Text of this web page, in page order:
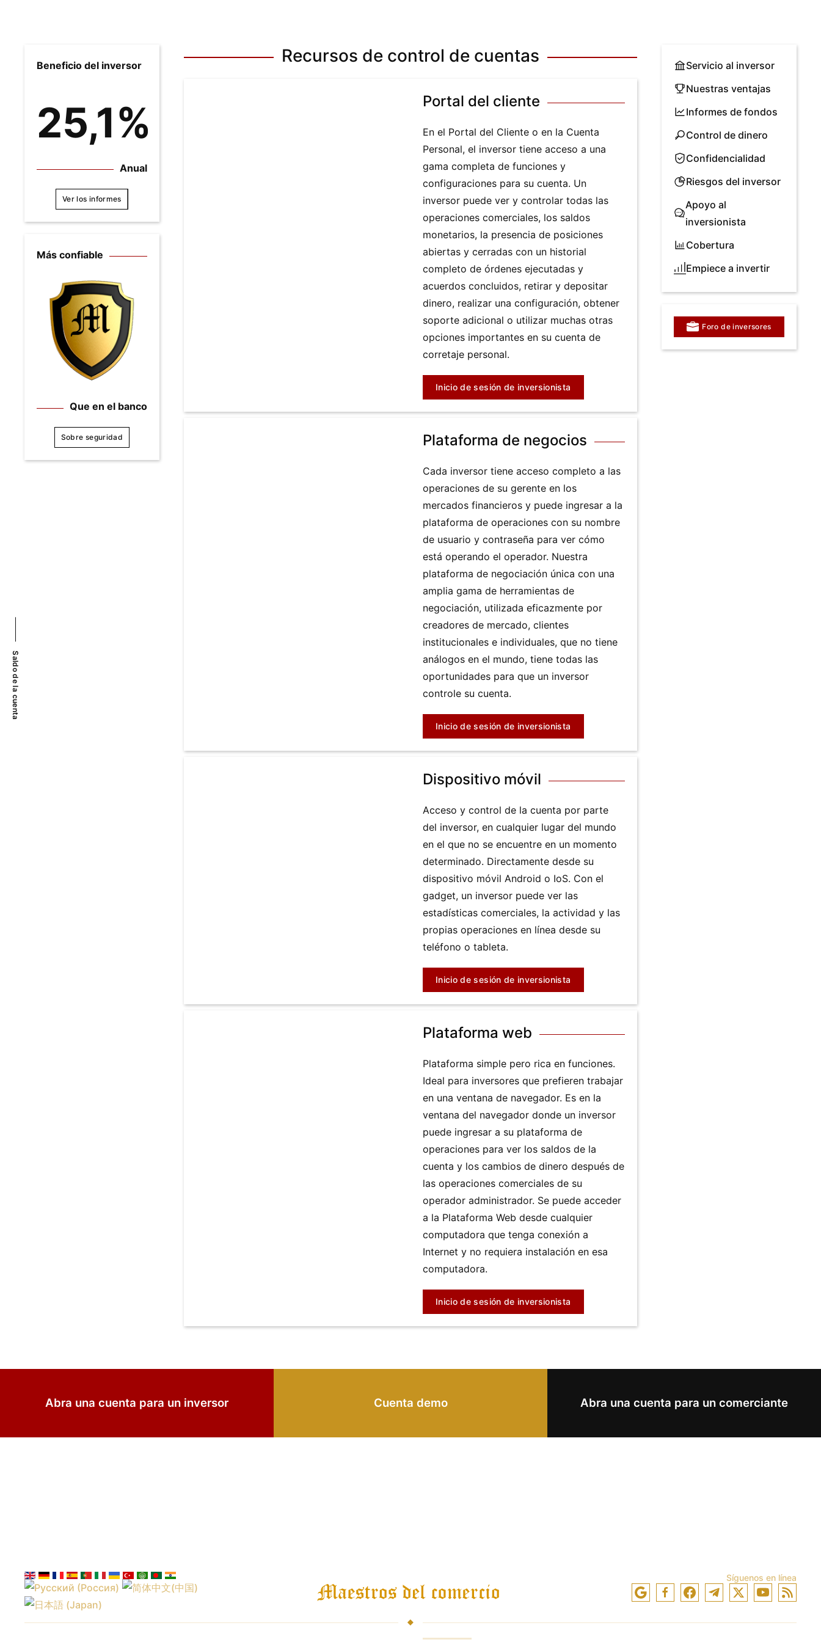
Beneficio del inversor
25,1%
Anual
Ver los informes
Más confiable
Que en el banco
Sobre seguridad
Recursos de control de cuentas
Portal del cliente
En el Portal del Cliente o en la Cuenta
Personal, el inversor tiene acceso a una
gama completa de funciones y
configuraciones para su cuenta. Un
inversor puede ver y controlar todas las
operaciones comerciales, los saldos
monetarios, la presencia de posiciones
abiertas y cerradas con un historial
completo de órdenes ejecutadas y
acuerdos concluidos, retirar y depositar
dinero, realizar una configuración, obtener
soporte adicional o utilizar muchas otras
opciones importantes en su cuenta de
corretaje personal.
Inicio de sesión de inversionista
Plataforma de negocios
Cada inversor tiene acceso completo a las
operaciones de su gerente en los
mercados financieros y puede ingresar a la
plataforma de operaciones con su nombre
de usuario y contraseña para ver cómo
está operando el operador. Nuestra
plataforma de negociación única con una
amplia gama de herramientas de
negociación, utilizada eficazmente por
creadores de mercado, clientes
institucionales e individuales, que no tiene
análogos en el mundo, tiene todas las
oportunidades para que un inversor
controle su cuenta.
Inicio de sesión de inversionista
Dispositivo móvil
Acceso y control de la cuenta por parte
del inversor, en cualquier lugar del mundo
en el que no se encuentre en un momento
determinado. Directamente desde su
dispositivo móvil Android o IoS. Con el
gadget, un inversor puede ver las
estadísticas comerciales, la actividad y las
propias operaciones en línea desde su
teléfono o tableta.
Inicio de sesión de inversionista
Plataforma web
Plataforma simple pero rica en funciones.
Ideal para inversores que prefieren trabajar
en una ventana de navegador. Es en la
ventana del navegador donde un inversor
puede ingresar a su plataforma de
operaciones para ver los saldos de la
cuenta y los cambios de dinero después de
las operaciones comerciales de su
operador administrador. Se puede acceder
a la Plataforma Web desde cualquier
computadora que tenga conexión a
Internet y no requiera instalación en esa
computadora.
Inicio de sesión de inversionista
Servicio al inversor
Nuestras ventajas
Informes de fondos
Control de dinero
Confidencialidad
Riesgos del inversor
Apoyo al
inversionista
Cobertura
Empiece a invertir
Foro de inversores
Saldo de la cuenta
Abra una cuenta para un inversor Cuenta demo Abra una cuenta para un comerciante
Síguenos en línea